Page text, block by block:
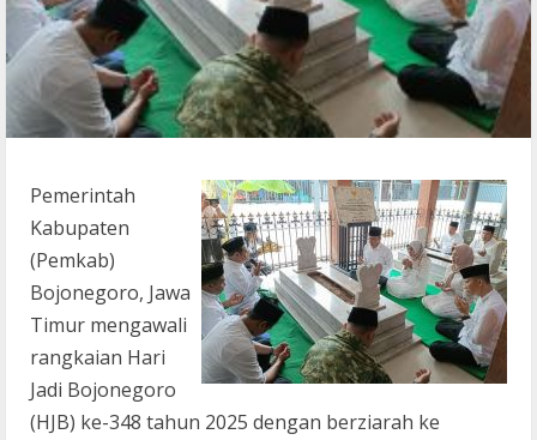
Pemerintah
Kabupaten
(Pemkab)
Bojonegoro, Jawa
Timur mengawali
rangkaian Hari
Jadi Bojonegoro
(HJB) ke-348 tahun 2025 dengan berziarah ke